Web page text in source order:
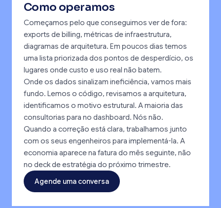
Como operamos
Começamos pelo que conseguimos ver de fora:
exports de billing, métricas de infraestrutura,
diagramas de arquitetura. Em poucos dias temos
uma lista priorizada dos pontos de desperdício, os
lugares onde custo e uso real não batem.
Onde os dados sinalizam ineficiência, vamos mais
fundo. Lemos o código, revisamos a arquitetura,
identificamos o motivo estrutural. A maioria das
consultorias para no dashboard. Nós não.
Quando a correção está clara, trabalhamos junto
com os seus engenheiros para implementá-la. A
economia aparece na fatura do mês seguinte, não
no deck de estratégia do próximo trimestre.
Agende uma conversa